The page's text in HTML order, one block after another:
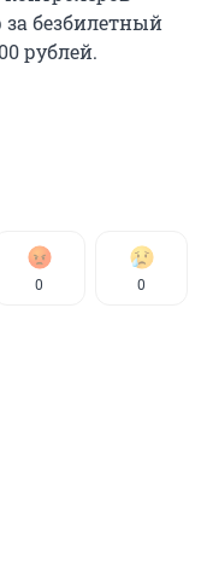
безбилетный
рублей.
0 0